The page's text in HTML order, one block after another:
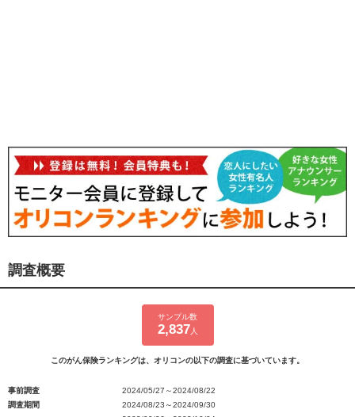
調査概要
サンプル数
2,837 人
このがん保険ランキングは、オリコンの以下の調査に基づいています。
事前調査
2024/05/27～2024/08/22
調査期間
2024/08/23～2024/09/30